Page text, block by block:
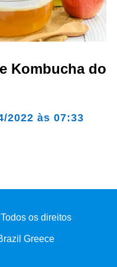
Kombucha do
2022 às 07:33
os direitos
Greece